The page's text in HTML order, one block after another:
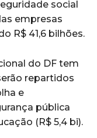
social
empresas
R$ 41,6 bilhões.
do DF tem
repartidos
e
pública
(R$ 5,4 bi).